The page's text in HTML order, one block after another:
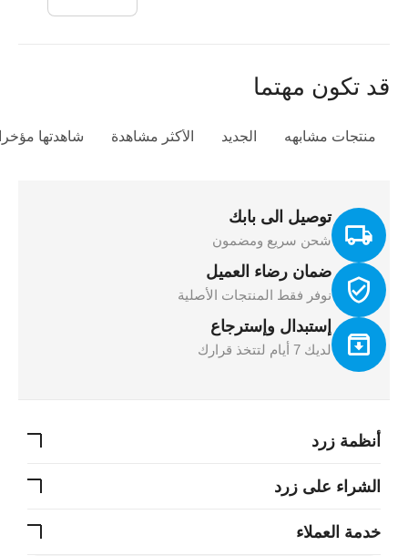
قد تكون مهتما
منتجات مشابهه الجديد الأكثر مشاهدة شاهدتها مؤخرا
توصيل الى بابك
شحن سريع ومضمون
ضمان رضاء العميل
نوفر فقط المنتجات الأصلية
إستبدال وإسترجاع
لديك 7 أيام لتتخذ قرارك
أنظمة زرد
الشراء على زرد
خدمة العملاء